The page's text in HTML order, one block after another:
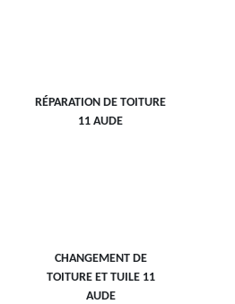
RÉPARATION DE TOITURE
11 AUDE
CHANGEMENT DE
TOITURE ET TUILE 11
AUDE